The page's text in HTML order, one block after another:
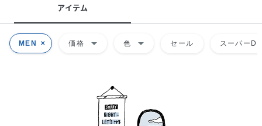
アイテム
MEN 価格 arrow_drop_down 色 arrow_drop_down セール スーパー